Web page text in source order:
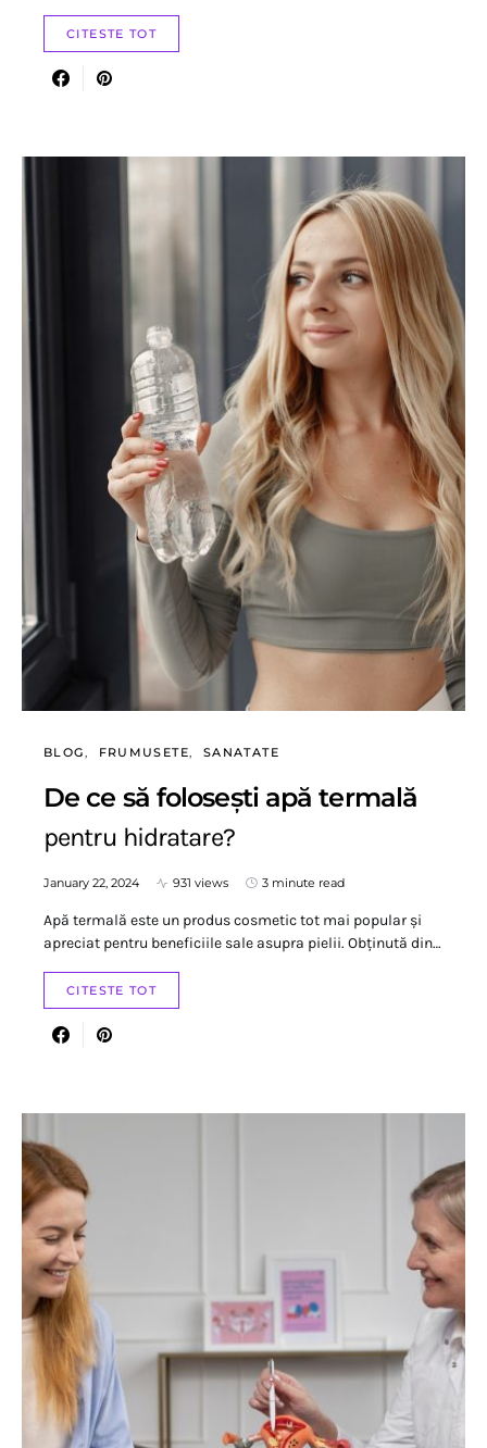
CITESTE TOT
BLOG FRUMUSETE SANATATE
De ce să folosești apă termală
pentru hidratare?
January 22, 2024 931 views 3 minute read
Apă termală este un produs cosmetic tot mai popular și
apreciat pentru beneficiile sale asupra pielii. Obținută din…
CITESTE TOT